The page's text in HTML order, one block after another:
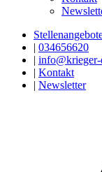
| 034656620
| info@krieger-
| Kontakt
| Newsletter